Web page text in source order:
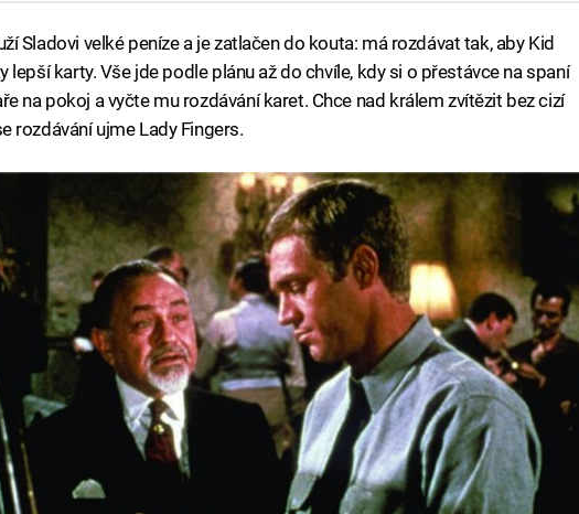
Sladovi velké peníze a je zatlačen do kouta: má rozdávat tak, aby Kid
lepší karty. Vše jde podle plánu až do chvíle, kdy si o přestávce na spaní
na pokoj a vyčte mu rozdávání karet. Chce nad králem zvítězit bez cizí
rozdávání ujme Lady Fingers.